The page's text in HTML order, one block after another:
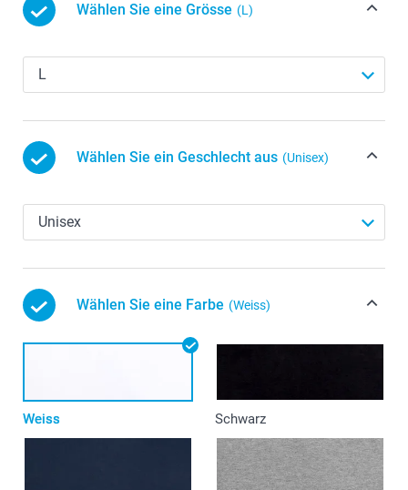
Wählen Sie eine Grösse (L)
Wählen Sie ein Geschlecht aus (Unisex)
Wählen Sie eine Farbe (Weiss)
Weiss Schwarz